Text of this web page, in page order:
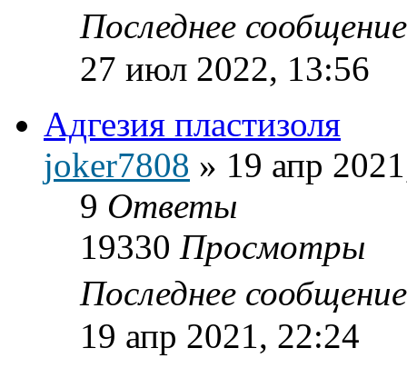
Последнее
27 июл 2022, 13:56
Адгезия пластизоля
joker7808 » 19 апр
9 Ответы
19330 Просмотры
Последнее
19 апр 2021, 22:24